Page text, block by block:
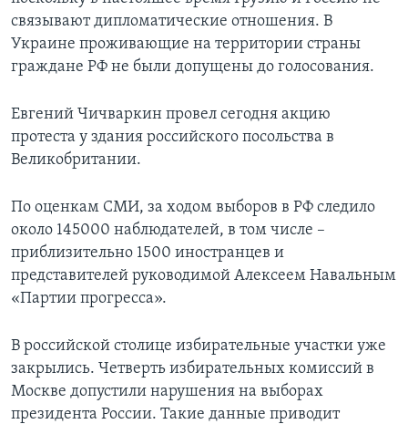
связывают дипломатические отношения. В
Украине проживающие на территории страны
граждане РФ не были допущены до голосования.
Евгений Чичваркин провел сегодня акцию
протеста у здания российского посольства в
Великобритании.
По оценкам СМИ, за ходом выборов в РФ следило
около 145000 наблюдателей, в том числе –
приблизительно 1500 иностранцев и
представителей руководимой Алексеем Навальным
«Партии прогресса».
В российской столице избирательные участки уже
закрылись. Четверть избирательных комиссий в
Москве допустили нарушения на выборах
президента России. Такие данные приводит